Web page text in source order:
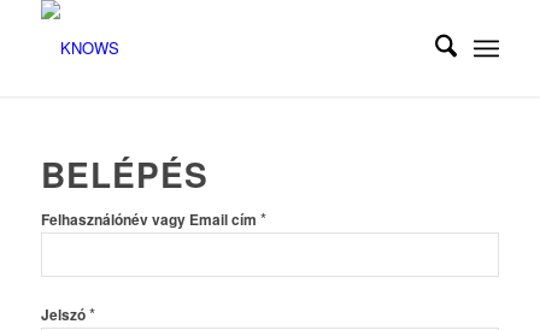
BELÉPÉS
Felhasználónév vagy Email cím *Kötelező
Jelszó*Kötelező